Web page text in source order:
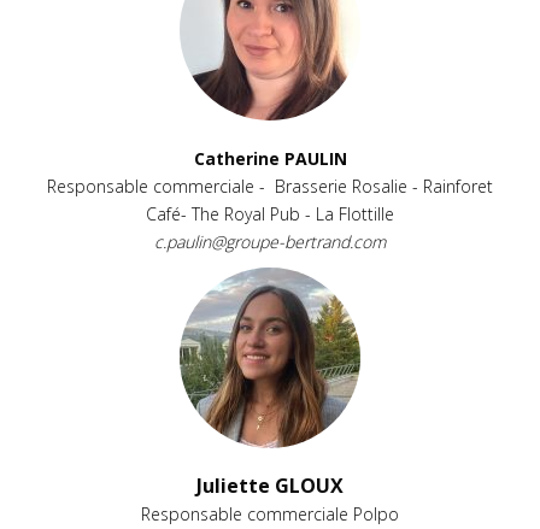
Catherine PAULIN
Responsable commerciale - Brasserie Rosalie - Rainforet
Café- The Royal Pub - La Flottille
c.paulin@groupe-bertrand.com
Juliette GLOUX
Responsable commerciale Polpo